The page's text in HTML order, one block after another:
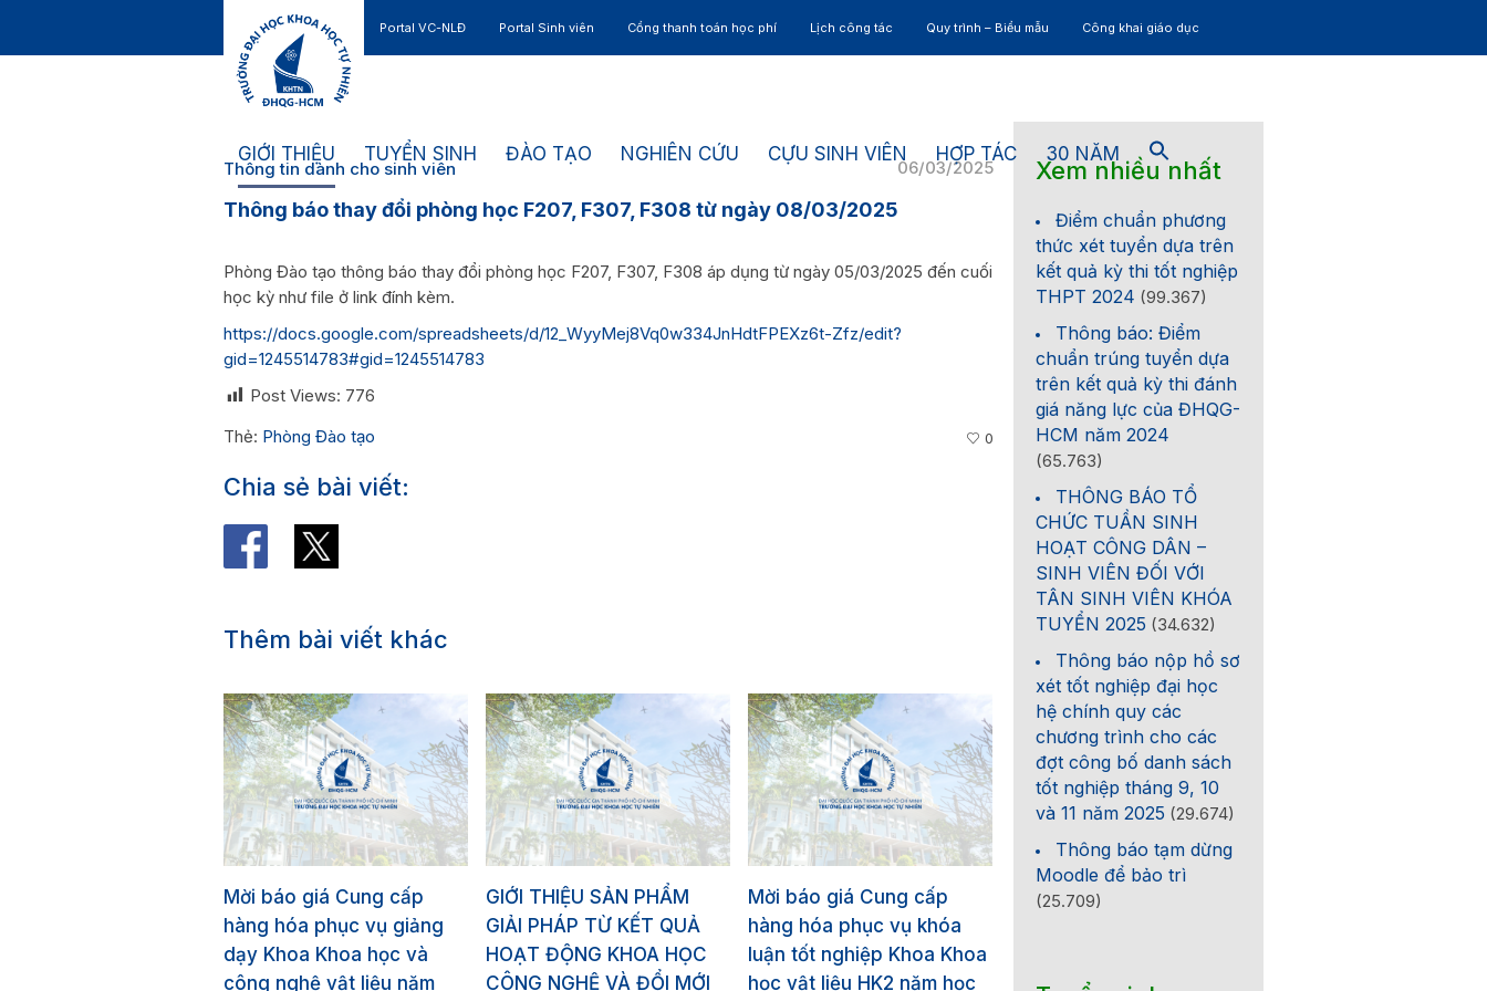
Portal VC-NLĐ Portal Sinh viên Cổng thanh toán học phí Lịch công tác Quy trình – Biểu mẫu Công khai giáo dục
GIỚI THIỆU TUYỂN SINH ĐÀO TẠO NGHIÊN CỨU CỰU SINH VIÊN HỢP TÁC 30 NĂM
06/03/2025
Thông tin dành cho sinh viên
Thông báo thay đổi phòng học F207, F307, F308 từ ngày 08/03/2025
Phòng Đào tạo thông báo thay đổi phòng học F207, F307, F308 áp dụng từ ngày 05/03/2025 đến cuối
học kỳ như file ở link đính kèm.
https://docs.google.com/spreadsheets/d/12_WyyMej8Vq0w334JnHdtFPEXz6t-Zfz/edit?
gid=1245514783#gid=1245514783
Post Views: 776
Thẻ: Phòng Đào tạo 0
Chia sẻ bài viết:
Thêm bài viết khác
Mời báo giá Cung cấp
hàng hóa phục vụ giảng
dạy Khoa Khoa học và
công nghệ vật liệu năm
GIỚI THIỆU SẢN PHẨM
GIẢI PHÁP TỪ KẾT QUẢ
HOẠT ĐỘNG KHOA HỌC
CÔNG NGHỆ VÀ ĐỔI MỚI
Mời báo giá Cung cấp
hàng hóa phục vụ khóa
luận tốt nghiệp Khoa Khoa
học vật liệu HK2 năm học
Quy định học bổng Khuyến
Xem nhiều nhất
Điểm chuẩn phương
thức xét tuyển dựa trên
kết quả kỳ thi tốt nghiệp
THPT 2024 (99.367)
Thông báo: Điểm
chuẩn trúng tuyển dựa
trên kết quả kỳ thi đánh
giá năng lực của ĐHQG-
HCM năm 2024
(65.763)
THÔNG BÁO TỔ
CHỨC TUẦN SINH
HOẠT CÔNG DÂN –
SINH VIÊN ĐỐI VỚI
TÂN SINH VIÊN KHÓA
TUYỂN 2025 (34.632)
Thông báo nộp hồ sơ
xét tốt nghiệp đại học
hệ chính quy các
chương trình cho các
đợt công bố danh sách
tốt nghiệp tháng 9, 10
và 11 năm 2025 (29.674)
Thông báo tạm dừng
Moodle để bảo trì
(25.709)